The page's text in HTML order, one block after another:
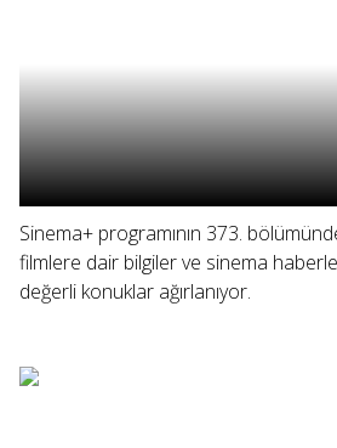
Sinema+ programının 373.
filmlere dair bilgiler ve sinema
değerli konuklar ağırlanıyor.